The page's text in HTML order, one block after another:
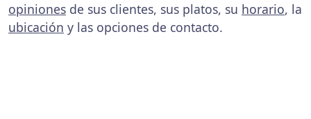
opiniones de sus clientes, sus platos, su horario, la
ubicación y las opciones de contacto.